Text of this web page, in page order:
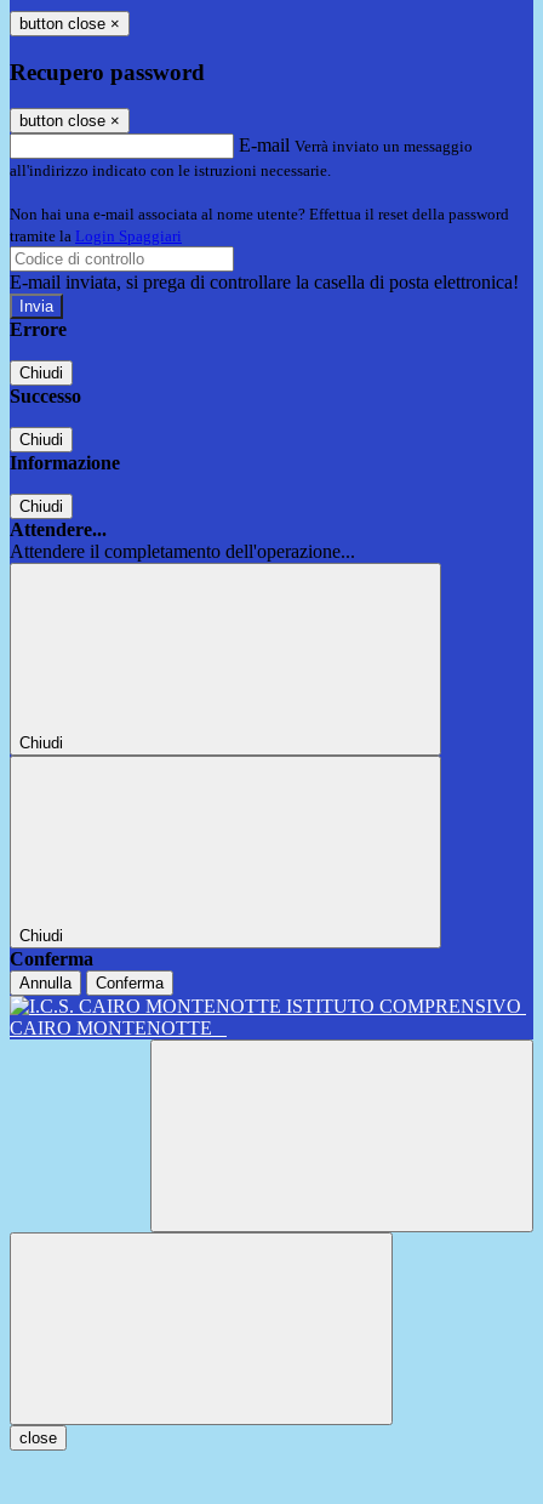
button close ×
Recupero password
button close ×
E-mail Verrà inviato un messaggio
all'indirizzo indicato con le istruzioni necessarie.
Non hai una e-mail associata al nome utente? Effettua il reset della password
tramite la Login Spaggiari
E-mail inviata, si prega di controllare la casella di posta elettronica!
Errore
Chiudi
Successo
Chiudi
Informazione
Chiudi
Attendere...
Attendere il completamento dell'operazione...
Chiudi
Chiudi
Conferma
Annulla Conferma
ISTITUTO COMPRENSIVO
CAIRO MONTENOTTE
close